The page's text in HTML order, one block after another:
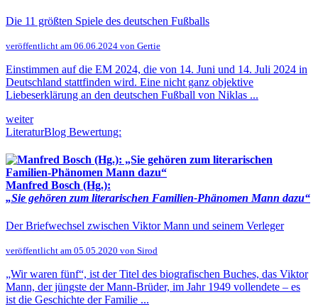
Die 11 größten Spiele des deutschen Fußballs
veröffentlicht am 06.06.2024 von Gertie
Einstimmen auf die EM 2024, die von 14. Juni und 14. Juli 2024 in
Deutschland stattfinden wird. Eine nicht ganz objektive
Liebeserklärung an den deutschen Fußball von Niklas ...
weiter
LiteraturBlog Bewertung:
Manfred Bosch (Hg.):
„Sie gehören zum literarischen Familien-Phänomen Mann dazu“
Der Briefwechsel zwischen Viktor Mann und seinem Verleger
veröffentlicht am 05.05.2020 von Sirod
„Wir waren fünf“, ist der Titel des biografischen Buches, das Viktor
Mann, der jüngste der Mann-Brüder, im Jahr 1949 vollendete – es
ist die Geschichte der Familie ...